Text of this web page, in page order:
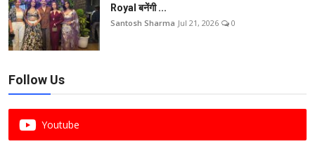
Royal बनेंगी ...
Santosh Sharma Jul 21, 2026 0
Follow Us
Youtube